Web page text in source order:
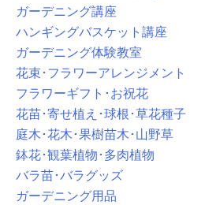
ガーデニング講座
ハンギングバスケット講座
ガーデニング体験教室
花束･フラワーアレンジメント
フラワーギフト･お祝花
花苗･寄せ植え･球根･草花種子
庭木･花木･果樹苗木･山野草
鉢花･観葉植物･多肉植物
バラ苗･バラグッズ
ガーデニング用品